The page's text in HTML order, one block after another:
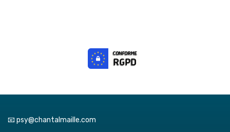
📧 psy@chantalmaille.com